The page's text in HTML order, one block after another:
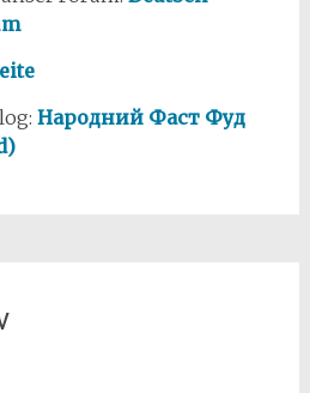
Народний Фаст Фуд